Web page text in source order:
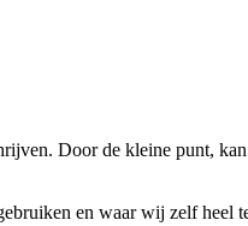
Door de kleine punt,
en waar wij zelf heel